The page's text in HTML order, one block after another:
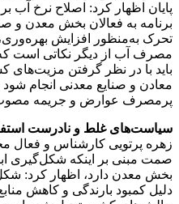
پایان اظهار کرد: اصلاح نرخ آب
برنامه به فعالان بخش معدن و
تحرک به‌منظور افزایش
مصرف آب از دیگر نکاتی است که
باید با در نظر گرفتن مزیت‌های
معادن و صنایع معدنی انجام
پرمصرف عوارض و جریمه
سیاست‌های غلط و نادرست
زهره پرتویی کارشناس و فعال
صمت مبنی بر اینکه شکل‌گیری
بخش معدن دارد، اظهار کرد:
دلیل کمبود بارندگی و کاهش